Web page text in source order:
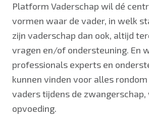
Platform Vaderschap wil dé
vormen waar de vader, in welk
zijn vaderschap dan ook, altijd
vragen en/of ondersteuning. En
professionals experts en
kunnen vinden voor alles
vaders tijdens de zwangerschap,
opvoeding.